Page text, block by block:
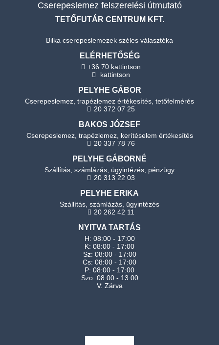
Cserepeslemez felszerelési útmutató
TETŐFUTÁR CENTRUM KFT.
Bilka cserepeslemezek széles választéka
ELÉRHETŐSÉG
+36 70 kattintson
kattintson
PELYHE GÁBOR
Cserepeslemez, trapézlemez értékesítés, tetőfelmérés
20 372 07 25
BAKOS JÓZSEF
Cserepeslemez, trapézlemez, kerítéselem értékesítés
20 337 78 76
PELYHE GÁBORNÉ
Szállítás, számlázás, ügyintézés, pénzügy
20 313 22 03
PELYHE ERIKA
Szállítás, számlázás, ügyintézés
20 262 42 11
NYITVA TARTÁS
H: 08:00 - 17:00
K: 08:00 - 17:00
Sz: 08:00 - 17:00
Cs: 08:00 - 17:00
P: 08:00 - 17:00
Szo: 08:00 - 13:00
V: Zárva